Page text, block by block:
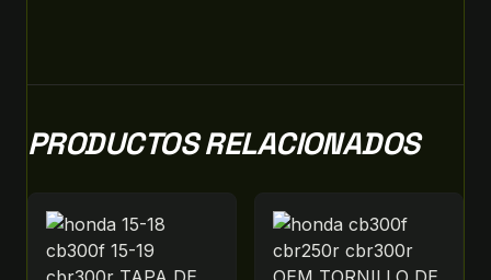
PRODUCTOS RELACIONADOS